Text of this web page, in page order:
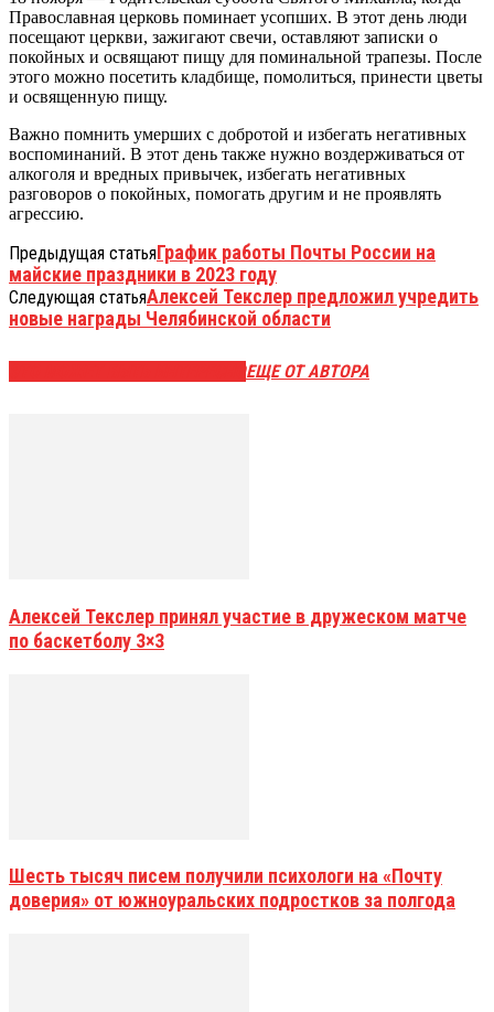
Православная церковь поминает усопших. В этот день люди
посещают церкви, зажигают свечи, оставляют записки о
покойных и освящают пищу для поминальной трапезы. После
этого можно посетить кладбище, помолиться, принести цветы
и освященную пищу.
Важно помнить умерших с добротой и избегать негативных
воспоминаний. В этот день также нужно воздерживаться от
алкоголя и вредных привычек, избегать негативных
разговоров о покойных, помогать другим и не проявлять
агрессию.
Предыдущая статьяГрафик работы Почты России на
майские праздники в 2023 году
Следующая статьяАлексей Текслер предложил учредить
новые награды Челябинской области
ЕЩЕ ОТ АВТОРА
Алексей Текслер принял участие в дружеском матче
по баскетболу 3×3
Шесть тысяч писем получили психологи на «Почту
доверия» от южноуральских подростков за полгода